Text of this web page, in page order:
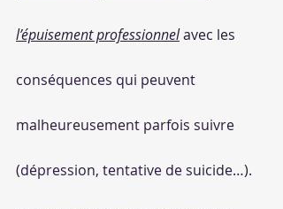
l’épuisement professionnel avec les
conséquences qui peuvent
malheureusement parfois suivre
(dépression, tentative de suicide…).